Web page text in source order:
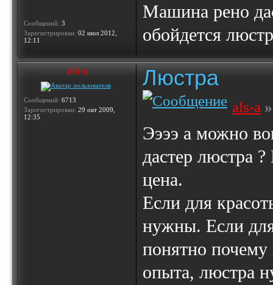
Сообщений: 3
Зарегистрирован: 02 июл 2012,
12:11
Машина рено
обойдется
als-a
Сообщений: 6713
Зарегистрирован: 29 окт 2009,
12:35
Люстра
als-a
Ээээ а можно
дастер люстра
цена.
Если для
нужны. Если для
понятно почему
опыта, люстра